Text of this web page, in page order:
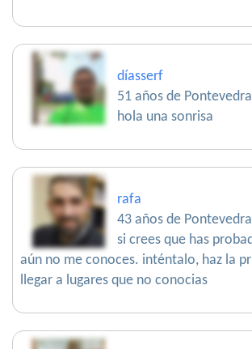
díasserf
51 años de
hola una sonrisa
rafa
43 años de
si crees que has
aún no me conoces. inténtalo, haz la
llegar a lugares que no conocias